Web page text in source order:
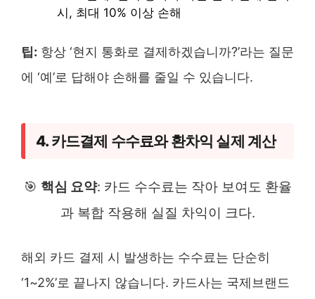
시, 최대 10% 이상 손해
팁: 항상 ‘현지 통화로 결제하겠습니까?’라는 질문
에 ‘예’로 답해야 손해를 줄일 수 있습니다.
4. 카드결제 수수료와 환차익 실제 계산
🎯 핵심 요약: 카드 수수료는 작아 보여도 환율
과 복합 작용해 실질 차익이 크다.
해외 카드 결제 시 발생하는 수수료는 단순히
‘1~2%’로 끝나지 않습니다. 카드사는 국제브랜드